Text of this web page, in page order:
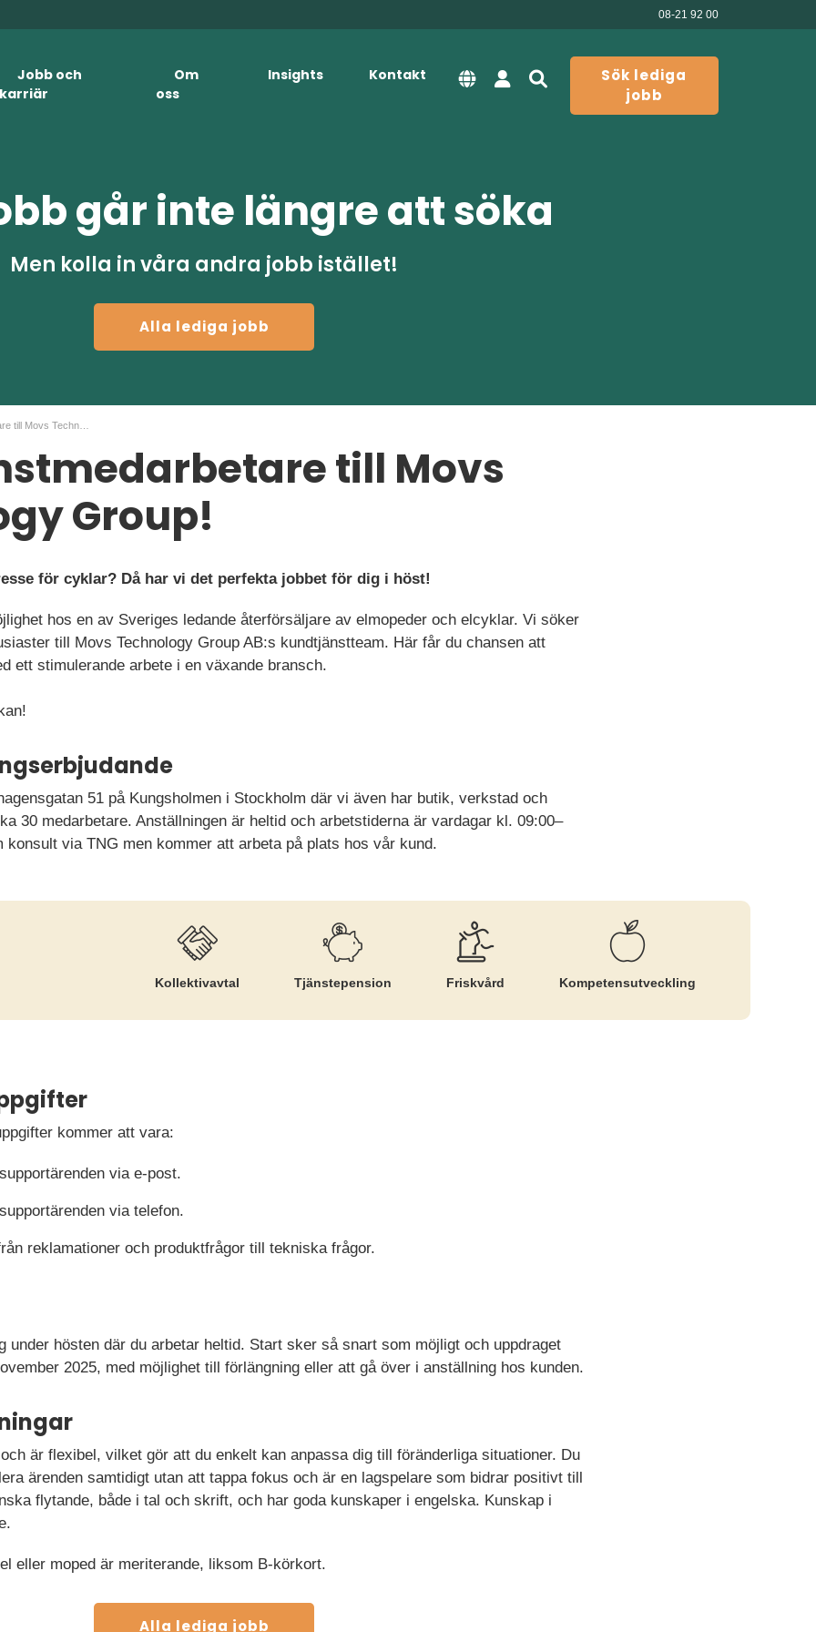
08-21 92 00
Jobb och
karriär
Om
oss
Insights Kontakt
Sök lediga
jobb
går inte längre att söka
Men kolla in våra andra jobb istället!
Alla lediga jobb
till Movs
Group!
för cyklar? Då har vi det perfekta jobbet för dig i höst!
hos en av Sveriges ledande återförsäljare av elmopeder och elcyklar. Vi söker
till Movs Technology Group AB:s kundtjänstteam. Här får du chansen att
ett stimulerande arbete i en växande bransch.
51 på Kungsholmen i Stockholm där vi även har butik, verkstad och
30 medarbetare. Anställningen är heltid och arbetstiderna är vardagar kl. 09:00–
konsult via TNG men kommer att arbeta på plats hos vår kund.
Kollektiv­avtal Tjänste­pension Friskvård Kompetens­utveckling
kommer att vara:
via e-post.
via telefon.
reklamationer och produktfrågor till tekniska frågor.
under hösten där du arbetar heltid. Start sker så snart som möjligt och uppdraget
2025, med möjlighet till förlängning eller att gå över i anställning hos kunden.
är flexibel, vilket gör att du enkelt kan anpassa dig till föränderliga situationer. Du
ärenden samtidigt utan att tappa fokus och är en lagspelare som bidrar positivt till
flytande, både i tal och skrift, och har goda kunskaper i engelska. Kunskap i
eller moped är meriterande, liksom B-körkort.
Alla lediga jobb